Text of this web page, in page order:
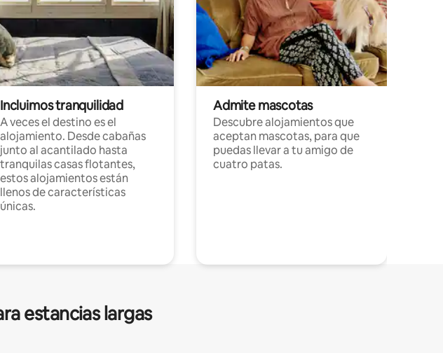
Incluimos tranquilidad
A veces el destino es el
alojamiento. Desde cabañas
junto al acantilado hasta
tranquilas casas flotantes,
estos alojamientos están
llenos de características
únicas.
Admite mascotas
Descubre alojamientos que
aceptan mascotas, para que
puedas llevar a tu amigo de
cuatro patas.
estancias largas